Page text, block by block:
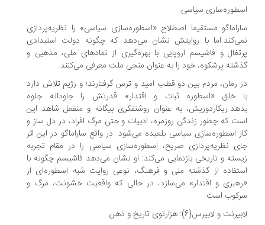
سیاسی:
مستقیما اصطلاح «اسطوره‌سازی سیاسی» را نظریه‌پردازی
با روایتش نشان می‌دهد که چگونه دولت استبدادی
و فاشیسم اروپایی با بهره‌گیری از نمادهای ملی، مذهبی و
پرشکوه، خود را به عنوان منجی ملت معرفی می‌کنند.
رمان، مردم بین دو قطب امید و ترس گرفتارند؛ و رژیم تلاش دارد
خلق «اسطوره ثبات و اقتدار» قدرتش را جاودانه جلوه
به عنوان روشنفکری بیگانه و منفعل شاهد این
که چطور زندگی روزمره، ادبیات و حتی مرگ افراد، در دل ساز و
اسطوره‌سازی سیاسی بلعیده می‌شود. در واقع ساراماگو در این اثر
نظریه‌پردازی صریح، اسطوره‌سازی سیاسی را در مقام تجربه
و تاریخی بازنمایی می‌کند: او نشان می‌دهد فاشیسم چگونه با
از گذشته ملی و فرهنگ، نوعی روایت شبه اسطوره‌ای از
و اقتدار» می‌سازد، در حالی که واقعیت خشونت، مرگ و
است.
و لابیرس(6): هزارتوی تاریخ و ذهن